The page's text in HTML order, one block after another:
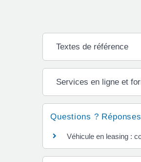
Textes de référence
Services en ligne et
Questions ?
Véhicule en leasing :